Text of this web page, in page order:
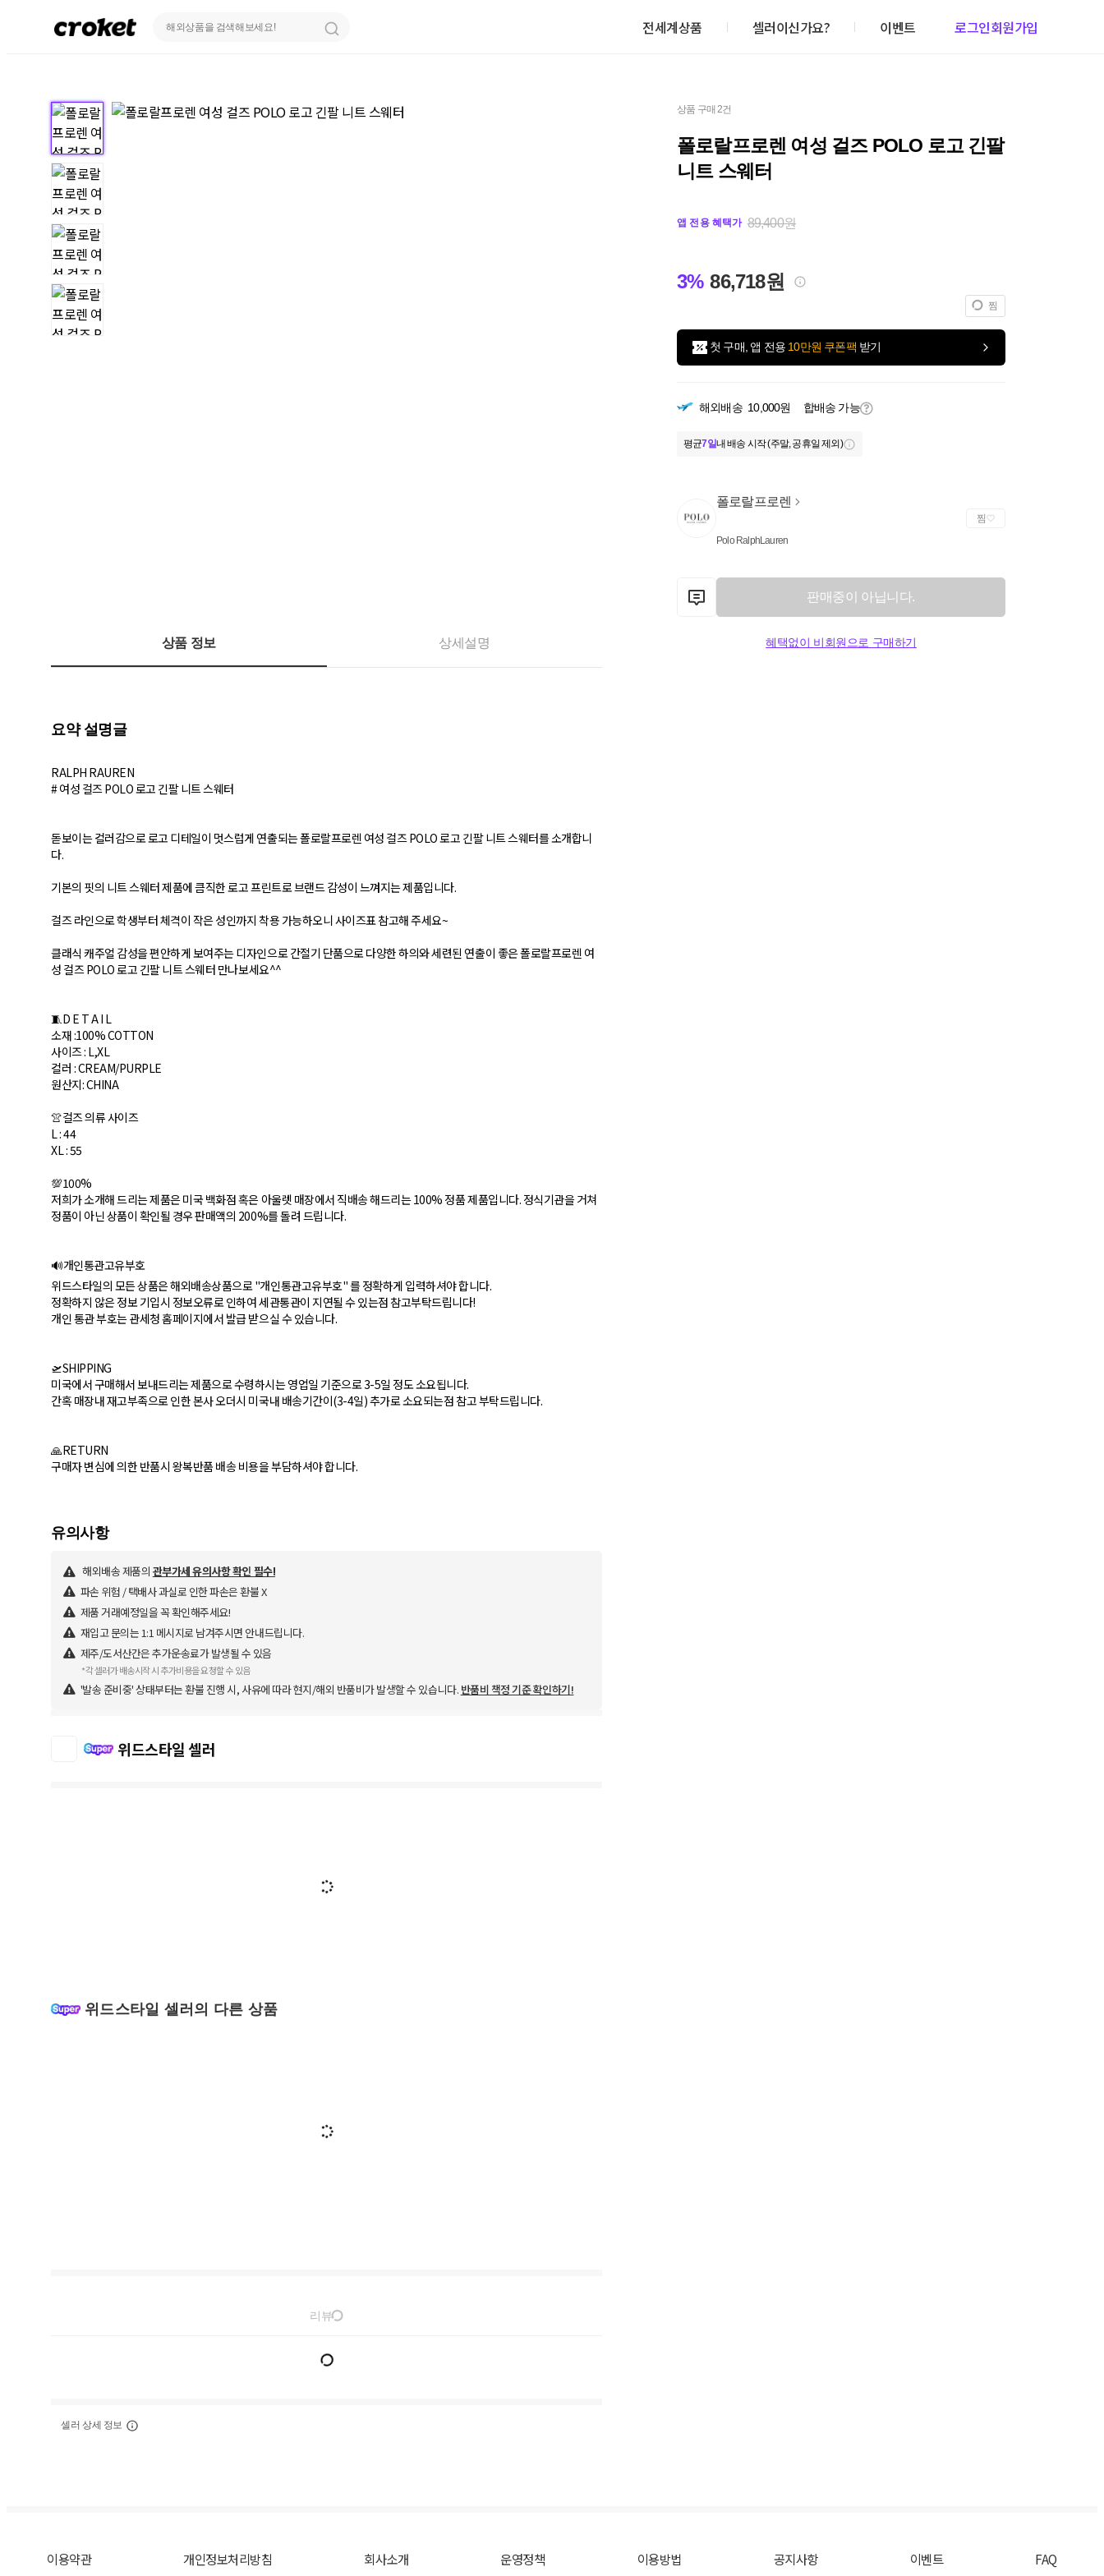
전세계상품 셀러이신가요? 이벤트 로그인회원가입
상품 구매 2건
폴로랄프로렌 여성 걸즈 POLO 로고 긴팔
니트 스웨터
앱 전용 혜택가 89,400원
3% 86,718원
찜
첫 구매, 앱 전용 10만원 쿠폰팩 받기
해외배송 10,000원 합배송 가능
평균7일내 배송 시작 (주말, 공휴일 제외)
폴로랄프로렌
Polo RalphLauren
찜
판매중이 아닙니다.
혜택없이 비회원으로 구매하기
상품 정보 상세설명
요약 설명글
RALPH RAUREN
# 여성 걸즈 POLO 로고 긴팔 니트 스웨터
돋보이는 컬러감으로 로고 디테일이 멋스럽게 연출되는 폴로랄프로렌 여성 걸즈 POLO 로고 긴팔 니트 스웨터를 소개합니
다.
기본의 핏의 니트 스웨터 제품에 큼직한 로고 프린트로 브랜드 감성이 느껴지는 제품입니다.
걸즈 라인으로 학생부터 체격이 작은 성인까지 착용 가능하오니 사이즈표 참고해 주세요~
클래식 캐주얼 감성을 편안하게 보여주는 디자인으로 간절기 단품으로 다양한 하의와 세련된 연출이 좋은 폴로랄프로렌 여
성 걸즈 POLO 로고 긴팔 니트 스웨터 만나보세요^^
🧵D E T A I L
소재 : 100% COTTON
사이즈 : L,XL
컬러 : CREAM/PURPLE
원산지: CHINA
👚 걸즈 의류 사이즈
L : 44
XL : 55
💯100%
저희가 소개해 드리는 제품은 미국 백화점 혹은 아울렛 매장에서 직배송 해드리는 100% 정품 제품입니다. 정식기관을 거쳐
정품이 아닌 상품이 확인될 경우 판매액의 200%를 돌려 드립니다.
🔊개인통관고유부호
위드스타일의 모든 상품은 해외배송상품으로 "개인통관고유부호" 를 정확하게 입력하셔야 합니다.
정확하지 않은 정보 기입시 정보오류로 인하여 세관통관이 지연될 수 있는점 참고부탁드립니다!
개인 통관 부호는 관세청 홈페이지에서 발급 받으실 수 있습니다.
🛫SHIPPING
미국에서 구매해서 보내드리는 제품으로 수령하시는 영업일 기준으로 3-5일 정도 소요됩니다.
간혹 매장내 재고부족으로 인한 본사 오더시 미국내 배송기간이(3-4일) 추가로 소요되는점 참고 부탁드립니다.
🙏RETURN
구매자 변심에 의한 반품시 왕복반품 배송 비용을 부담하셔야 합니다.
유의사항
해외배송 제품의 관부가세 유의사항 확인 필수!
파손 위험 / 택배사 과실로 인한 파손은 환불 X
제품 거래예정일을 꼭 확인해주세요!
재입고 문의는 1:1 메시지로 남겨주시면 안내드립니다.
제주/도서산간은 추가운송료가 발생될 수 있음
*각 셀러가 배송시작 시 추가비용을 요청할 수 있음
'발송 준비중' 상태부터는 환불 진행 시, 사유에 따라 현지/해외 반품비가 발생할 수 있습니다. 반품비 책정 기준 확인하기!
위드스타일 셀러
위드스타일 셀러의 다른 상품
리뷰
셀러 상세 정보
이용약관 개인정보처리방침 회사소개 운영정책 이용방법 공지사항 이벤트 FAQ